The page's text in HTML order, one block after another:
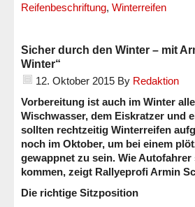
Reifenbeschriftung, Winterreifen
Sicher durch den Winter – mit
Winter“
12. Oktober 2015 By Redaktion
Vorbereitung ist auch im Winter
Wischwasser, dem Eiskratzer und
sollten rechtzeitig Winterreifen
noch im Oktober, um bei einem
gewappnet zu sein. Wie
kommen, zeigt Rallyeprofi Armin
Die richtige Sitzposition